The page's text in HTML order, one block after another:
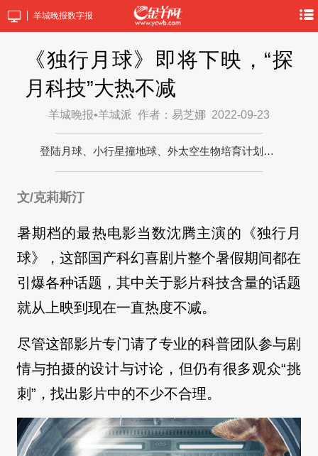
羊城晚报数字报
《独行月球》即将下映，“探
月科技”大热不减
羊城晚报•羊城派 作者：易芝娜 2022-09-23
登陆月球、小行星撞地球、外太空生物培育计划…
文/克莉斯汀
暑期档的最热电影当数沈腾主演的《独行月
球》，这部国产科幻喜剧片整个暑假期间都在
引爆各种话题，其中关于影片科技含量的话题
就从上映到现在一直热度不减。
尽管这部影片专门请了专业的科普团队参与剧
情与拍摄的设计与讨论，但仍有很多观众“挑
刺”，找出影片中的不少不合理。